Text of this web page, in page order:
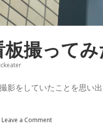
板撮って
影をしていたことを思い
Leave a Comment